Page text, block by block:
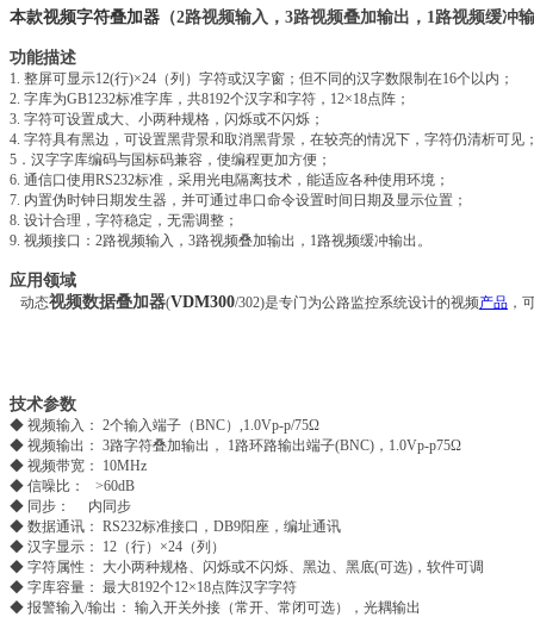
本款视频字符叠加器 （2路视频输入，3路视频叠加输出，1路视频缓冲
功能描述
1. 整屏可显示12(行)×24（列）字符或汉字窗；但不同的汉字数限制在16个以内；
2. 字库为GB1232标准字库，共8192个汉字和字符，12×18点阵；
3. 字符可设置成大、小两种规格，闪烁或不闪烁；
4. 字符具有黑边，可设置黑背景和取消黑背景，在较亮的情况下，字符仍清析可见
5 ．汉字字库编码与国标码兼容，使编程更加方便；
6. 通信口使用RS232标准，采用光电隔离技术，能适应各种使用环境；
7. 内置伪时钟日期发生器，并可通过串口命令设置时间日期及显示位置；
8. 设计合理，字符稳定，无需调整；
9. 视频接口：2路视频输入，3路视频叠加输出，1路视频缓冲输出。
应用领域
动态视频数据叠加器(VDM300/302)是专门为公路监控系统设计的视频产品 ，
技术参数
◆ 视频输入： 2个输入端子（BNC）,1.0Vp-p/75Ω
◆ 视频输出： 3路字符叠加输出， 1路环路输出端子(BNC)，1.0Vp-p75Ω
◆ 视频带宽： 10MHz
◆ 信噪比： >60dB
◆ 同步： 内同步
◆ 数据通讯： RS232标准接口，DB9阳座，编址通讯
◆ 汉字显示： 12（行）×24（列）
◆ 字符属性： 大小两种规格、闪烁或不闪烁、黑边、黑底(可选)，软件可调
◆ 字库容量： 最大8192个12×18点阵汉字字符
◆ 报警输入/输出： 输入开关外接（常开、常闭可选），光耦输出